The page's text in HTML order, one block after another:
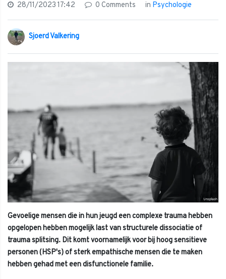
28/11/2023 17:42 0 Comments in Psychologie
Sjoerd Valkering
Gevoelige mensen die in hun jeugd een complexe trauma hebben
opgelopen hebben mogelijk last van structurele dissociatie of
trauma splitsing. Dit komt voornamelijk voor bij hoog sensitieve
personen (HSP's) of sterk empathische mensen die te maken
hebben gehad met een disfunctionele familie.